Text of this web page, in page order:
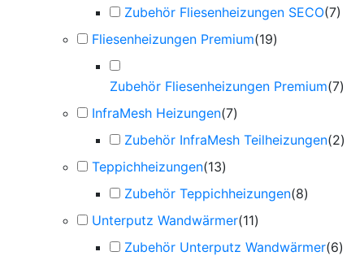
Zubehör Fliesenheizungen SECO(7)
Fliesenheizungen Premium(19)
Zubehör Fliesenheizungen Premium(7)
InfraMesh Heizungen(7)
Zubehör InfraMesh Teilheizungen(2)
Teppichheizungen(13)
Zubehör Teppichheizungen(8)
Unterputz Wandwärmer(11)
Zubehör Unterputz Wandwärmer(6)